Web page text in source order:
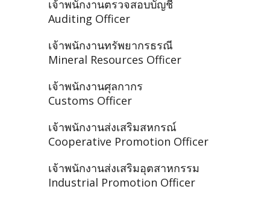
เจ้าพนักงานตรวจสอบบัญชี
Auditing Officer
เจ้าพนักงานทรัพยากรธรณี
Mineral Resources Officer
เจ้าพนักงานศุลกากร
Customs Officer
เจ้าพนักงานส่งเสริมสหกรณ์
Cooperative Promotion Officer
เจ้าพนักงานส่งเสริมอุตสาหกรรม
Industrial Promotion Officer